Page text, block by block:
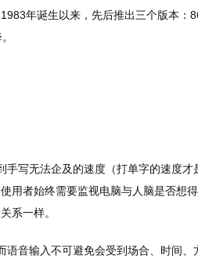
年诞生以来，先后推出三个版本：
写无法企及的速度（打单字的速度才
用者始终需要监视电脑与人脑是否想
系一样。
音输入不可避免会受到场合、时间、